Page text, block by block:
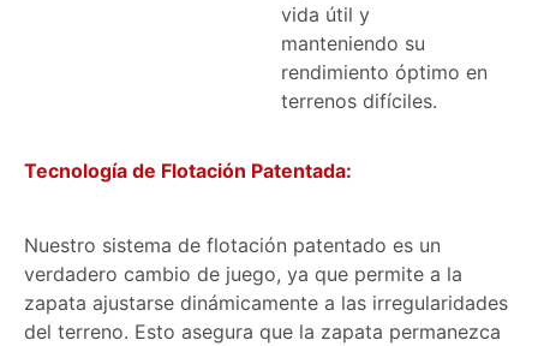
vida útil y
manteniendo su
rendimiento óptimo en
terrenos difíciles.
Tecnología de Flotación Patentada:
Nuestro sistema de flotación patentado es un
verdadero cambio de juego, ya que permite a la
zapata ajustarse dinámicamente a las irregularidades
del terreno. Esto asegura que la zapata permanezca